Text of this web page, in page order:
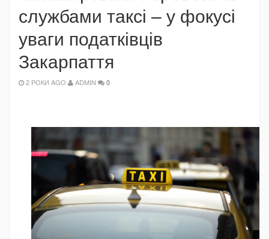
службами таксі – у фокусі
уваги податківців
Закарпаття
2 РОКИ AGO ADMIN 0